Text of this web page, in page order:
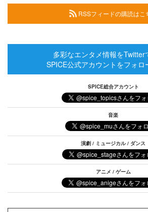
RSSフィードの購読はこ
多彩なエンタメ情報をTwitter
SPICE公式アカウントをフォロ
SPICE総合アカウント
音楽
演劇 / ミュージカル / ダンス
アニメ / ゲーム